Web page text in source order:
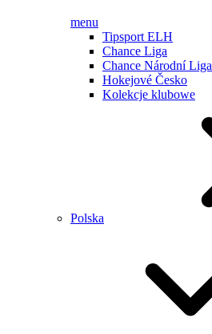
menu
Tipsport ELH
Chance Liga
Chance Národní Liga
Hokejové Česko
Kolekcje klubowe
Polska